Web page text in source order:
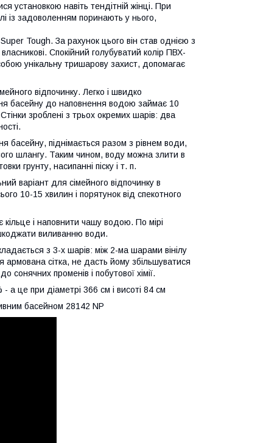
установкою навіть тендітній жінці. При
із задоволенням поринають у нього,
Tough. За рахунок цього він став однією з
Спокійний голубуватий колір ПВХ-
унікальну тришарову захист, допомагає
відпочинку. Легко і швидко
басейну до наповнення водою займає 10
зроблені з трьох окремих шарів: два
басейну, піднімається разом з рівнем води,
шлангу. Таким чином, воду можна злити в
грунту, насипанні піску і т. п.
варіант для сімейного відпочинку в
10-15 хвилин і порятунок від спекотного
і наповнити чашу водою. По мірі
виливанню води.
з 3-х шарів: між 2-ма шарами вінілу
сітка, не дасть йому збільшуватися
сонячних променів і побутової хімії.
а це при діаметрі 366 см і висоті 84 см
басейном 28142 NP